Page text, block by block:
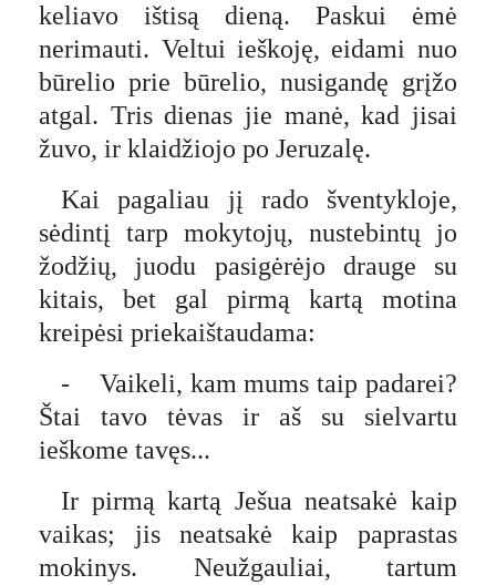
keliavo ištisą dieną. Paskui ėmė
nerimauti. Veltui ieškoję, eidami nuo
būrelio prie būrelio, nusigandę grįžo
atgal. Tris dienas jie manė, kad jisai
žuvo, ir klaidžiojo po Jeruzalę.
Kai pagaliau jį rado šventykloje,
sėdintį tarp mokytojų, nustebintų jo
žodžių, juodu pasigėrėjo drauge su
kitais, bet gal pirmą kartą motina
kreipėsi priekaištaudama:
- Vaikeli, kam mums taip padarei?
Štai tavo tėvas ir aš su sielvartu
ieškome tavęs...
Ir pirmą kartą Ješua neatsakė kaip
vaikas; jis neatsakė kaip paprastas
mokinys. Neužgauliai, tartum